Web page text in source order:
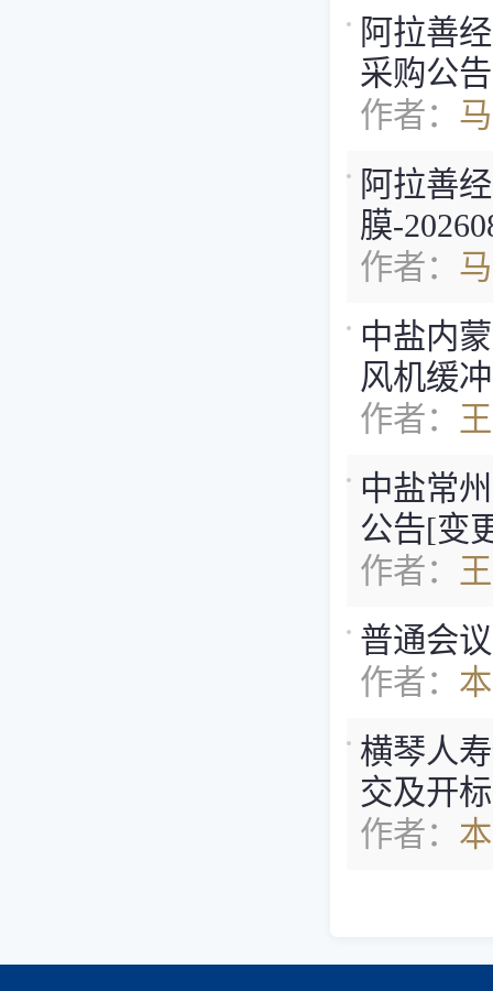
阿拉善
采购公
作者：
阿拉善
膜-
作者：
中盐内
风机缓
作者：
中盐常
公告[变
作者：
普通会
作者：
横琴人
交及开
作者：